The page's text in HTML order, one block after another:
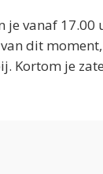
je vanaf
dit
Kortom je